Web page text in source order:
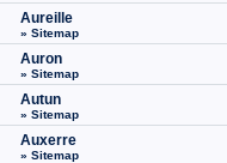
Aureille
» Sitemap
Auron
» Sitemap
Autun
» Sitemap
Auxerre
» Sitemap